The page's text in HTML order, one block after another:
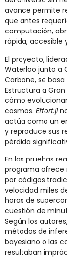
avance permite
que antes
computación,
rápida, accesible
El proyecto,
Waterloo junto a
Carbone, se
Estructura a
cómo
cosmos. Effort.jl
actúa como un
y reproduce sus
pérdida
En las pruebas
programa ofrece
por códigos
velocidad miles
horas de
cuestión de
Según los
métodos de
bayesiano o las
resultaban